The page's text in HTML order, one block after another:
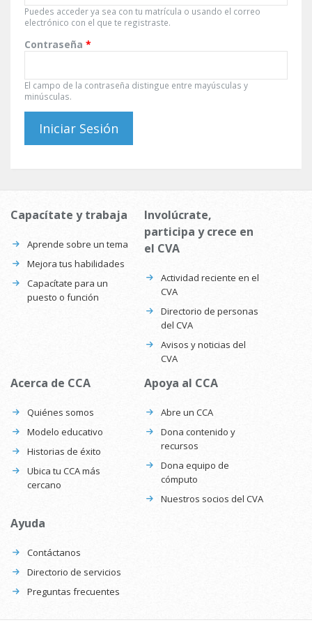
Puedes acceder ya sea con tu matrícula o usando el correo
electrónico con el que te registraste.
Contraseña *
El campo de la contraseña distingue entre mayúsculas y
minúsculas.
Capacítate y trabaja
Aprende sobre un tema
Mejora tus habilidades
Capacítate para un
puesto o función
Involúcrate,
participa y crece en
el CVA
Actividad reciente en el
CVA
Directorio de personas
del CVA
Avisos y noticias del
CVA
Acerca de CCA
Quiénes somos
Modelo educativo
Historias de éxito
Ubica tu CCA más
cercano
Apoya al CCA
Abre un CCA
Dona contenido y
recursos
Dona equipo de
cómputo
Nuestros socios del CVA
Ayuda
Contáctanos
Directorio de servicios
Preguntas frecuentes